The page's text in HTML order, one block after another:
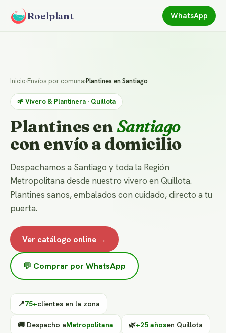
Roelplant WhatsApp
Inicio›Envíos por comuna›Plantines en Santiago
🌱 Vivero & Plantinera · Quillota
Plantines en Santiago
con envío a domicilio
Despachamos a Santiago y toda la Región
Metropolitana desde nuestro vivero en Quillota.
Plantines sanos, embalados con cuidado, directo a tu
puerta.
Ver catálogo online →
💬 Comprar por WhatsApp
📍75+clientes en la zona
🚚 Despacho aMetropolitana 🌿+25 añosen Quillota